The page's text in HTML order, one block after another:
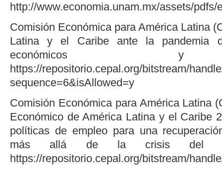
http://www.economia.unam.mx/assets/
Comisión Económica para América Latina
Latina y el Caribe ante la pandemia
económicos y
https://repositorio.cepal.org/bitstream/
sequence=6&isAllowed=y
Comisión Económica para América Latina
Económico de América Latina y el Caribe
políticas de empleo para una
más allá de la crisis del
https://repositorio.cepal.org/bitstream/